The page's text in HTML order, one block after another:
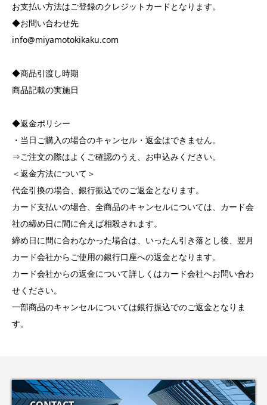
お支払い方法はご登録のクレジットカードとなります。
◆お問い合わせ先
info@miyamotokikaku.com
◆商品引渡し時期
商品記載の実施日
◆返金ポリシー
・当日ご購入の場合のキャンセル・返金はできません。
⇒ご注文の際はよくご確認のうえ、お申込みください。
＜返金方法について＞
代金引換の場合、銀行振込でのご返金となります。
カード支払いの場合、全商品のキャンセルについては、カード会
社の締め日に間に合えば相殺されます。
締め日に間に合わなかった場合は、いったん引き落とし後、翌月
カード会社からご使用の銀行口座への返金となります。
カード会社からの返金について詳しくはカード会社へお問い合わ
せください。
一部商品のキャンセルについては銀行振込でのご返金となりま
す。